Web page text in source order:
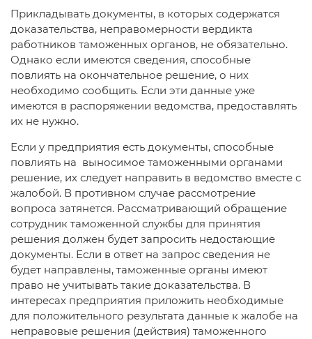
Прикладывать документы, в которых содержатся
доказательства, неправомерности вердикта
работников таможенных органов, не обязательно.
Однако если имеются сведения, способные
повлиять на окончательное решение, о них
необходимо сообщить. Если эти данные уже
имеются в распоряжении ведомства, предоставлять
их не нужно.
Если у предприятия есть документы, способные
повлиять на выносимое таможенными органами
решение, их следует направить в ведомство вместе с
жалобой. В противном случае рассмотрение
вопроса затянется. Рассматривающий обращение
сотрудник таможенной службы для принятия
решения должен будет запросить недостающие
документы. Если в ответ на запрос сведения не
будет направлены, таможенные органы имеют
право не учитывать такие доказательства. В
интересах предприятия приложить необходимые
для положительного результата данные к жалобе на
неправовые решения (действия) таможенного